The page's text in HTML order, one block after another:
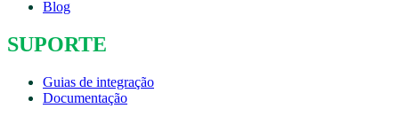
Blog
SUPORTE
Guias de integração
Documentação